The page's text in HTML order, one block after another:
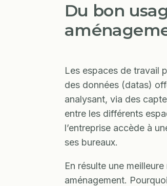
Du bon
Les espaces de travail
des données (datas)
analysant, via des
entre les différents
l’entreprise accède à
ses bureaux.
En résulte une
aménagement.